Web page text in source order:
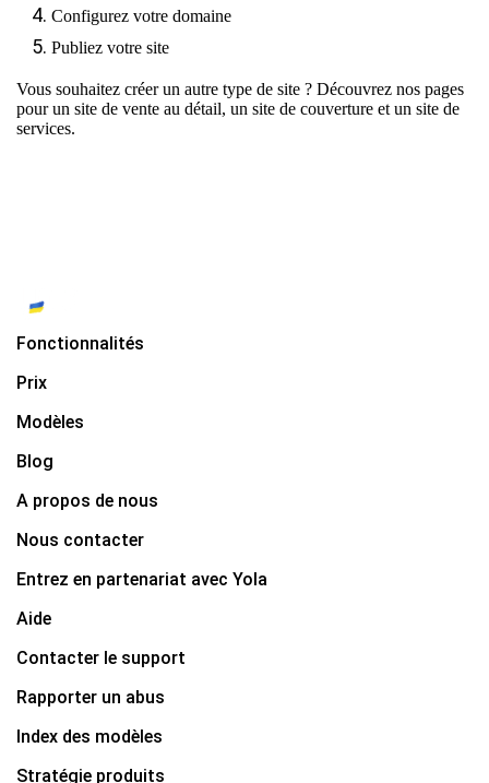
Configurez votre domaine
Publiez votre site
Vous souhaitez créer un autre type de site ? Découvrez nos pages
pourun site de vente au détail, un site de couverture et un site de
services.
Fonctionnalités
Prix
Modèles
Blog
A propos de nous
Nous contacter
Entrez en partenariat avec Yola
Aide
Contacter le support
Rapporter un abus
Index des modèles
Stratégie produits